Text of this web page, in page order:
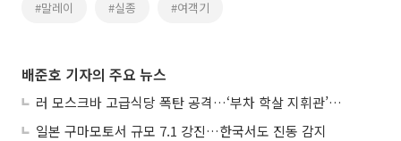
#말레이 #실종 #여객기
배준호 기자의 주요 뉴스
러 모스크바 고급식당 폭탄 공격…‘부차 학살 지휘관’ 노렸나
일본 구마모토서 규모 7.1 강진…한국서도 진동 감지